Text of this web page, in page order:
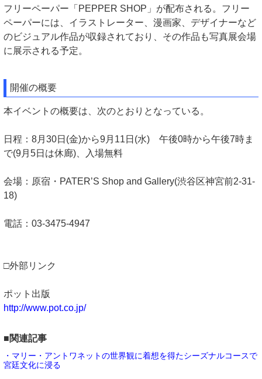
フリーペーパー「PEPPER SHOP」が配布される。フリー
ペーパーには、イラストレーター、漫画家、デザイナーなど
のビジュアル作品が収録されており、その作品も写真展会場
に展示される予定。
開催の概要
本イベントの概要は、次のとおりとなっている。
日程：8月30日(金)から9月11日(水) 午後0時から午後7時ま
で(9月5日は休廊)、入場無料
会場：原宿・PATER’S Shop and Gallery(渋谷区神宮前2-31-
18)
電話：03-3475-4947
□外部リンク
ポット出版
http://www.pot.co.jp/
■関連記事
・マリー・アントワネットの世界観に着想を得たシーズナルコースで
宮廷文化に浸る